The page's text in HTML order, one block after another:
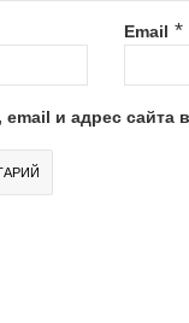
Email *
и адрес